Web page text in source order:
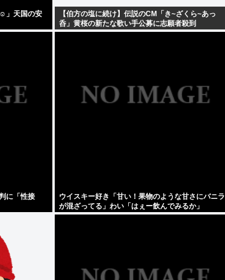
」天国の安
【伯方の塩に続け】伝説のCM「き~ざくら~あっ
呑」黄桜の新たな歌い手公募に志願者殺到
に「性接
ウイスキー好き「甘い！果物のような甘さにバニラ
が混ざってる」わい「はぇー飲んでみるか」